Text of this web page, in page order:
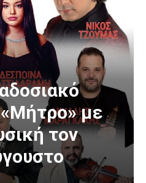
«Μήτρο» με
τον